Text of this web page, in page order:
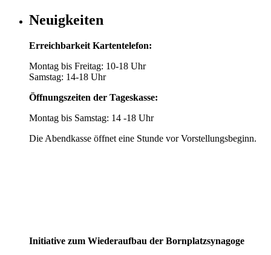
Neuigkeiten
Erreichbarkeit Kartentelefon:
Montag bis Freitag: 10-18 Uhr
Samstag: 14-18 Uhr
Öffnungszeiten der Tageskasse:
Montag bis Samstag: 14 -18 Uhr
Die Abendkasse öffnet eine Stunde vor Vorstellungsbeginn.
Initiative zum Wiederaufbau der Bornplatzsynagoge